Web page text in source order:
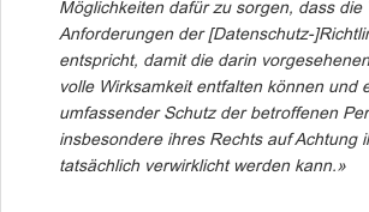
Möglichkeiten dafür zu sorgen, dass die
Anforderungen der [Datenschutz-
entspricht, damit die darin
volle Wirksamkeit entfalten können und
umfassender Schutz der betroffenen
insbesondere ihres Rechts auf Achtung
tatsächlich verwirklicht werden kann.»